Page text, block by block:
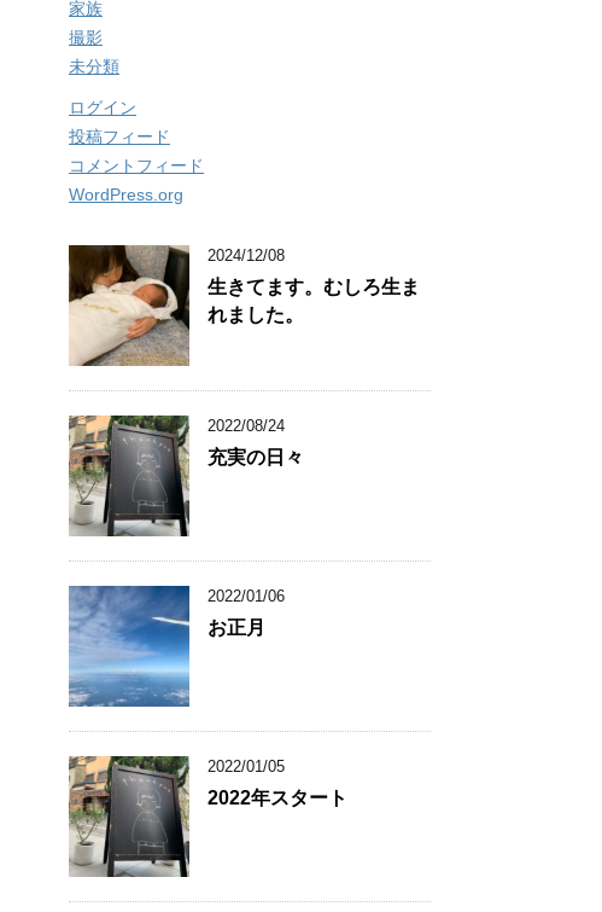
家族
撮影
未分類
ログイン
投稿フィード
コメントフィード
WordPress.org
2024/12/08
生きてます。むしろ生ま
れました。
2022/08/24
充実の日々
2022/01/06
お正月
2022/01/05
2022年スタート